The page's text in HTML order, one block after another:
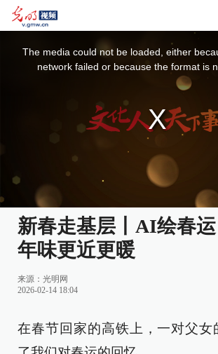
The media could not be loaded, either
network failed or because the format is
新春走基层丨AI绘春
年味更近更暖
来源： 光明网
2026-02-14 18:04
在春节回家的高铁上，一对父女